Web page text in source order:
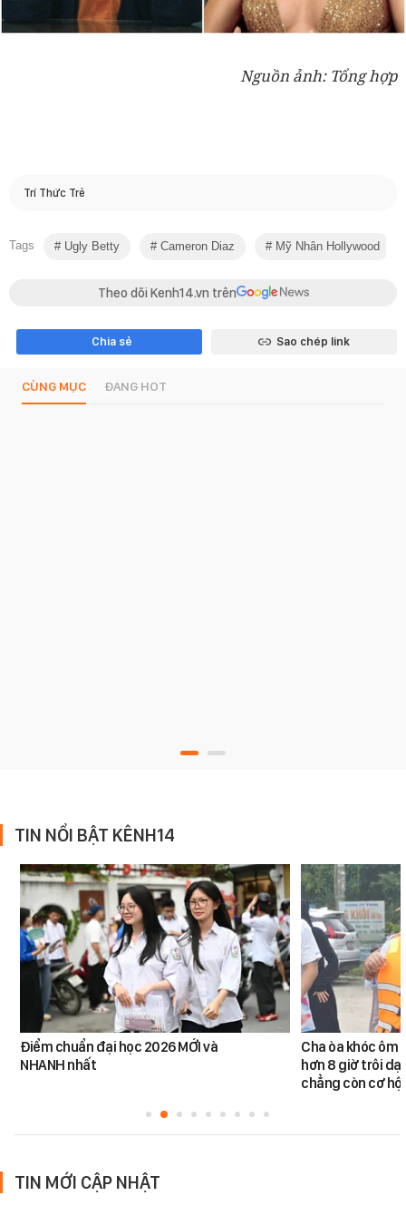
Nguồn ảnh: Tổng hợp
Trí Thức Trẻ
Tags Ugly Betty Cameron Diaz Mỹ Nhân Hollywood
Theo dõi Kenh14.vn trên
Chia sẻ Sao chép link
CÙNG MỤC ĐANG HOT
TIN NỔI BẬT KÊNH14
Điểm chuẩn đại học 2026 MỚI và
NHANH nhất
Cha òa khóc ôm
hơn 8 giờ trôi
chẳng còn cơ
TIN MỚI CẬP NHẬT